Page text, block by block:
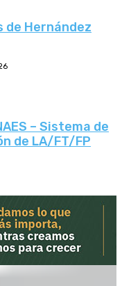
de Hernández
– Sistema de
de LA/FT/FP